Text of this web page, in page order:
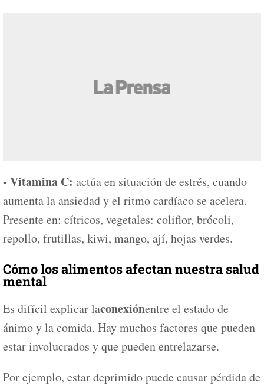
- Vitamina C: actúa en situación de estrés, cuando
aumenta la ansiedad y el ritmo cardíaco se acelera.
Presente en: cítricos, vegetales: coliflor, brócoli,
repollo, frutillas, kiwi, mango, ají, hojas verdes.
Cómo los alimentos afectan nuestra salud
mental
Es difícil explicar laconexiónentre el estado de
ánimo y la comida. Hay muchos factores que pueden
estar involucrados y que pueden entrelazarse.
Por ejemplo, estar deprimido puede causar pérdida de